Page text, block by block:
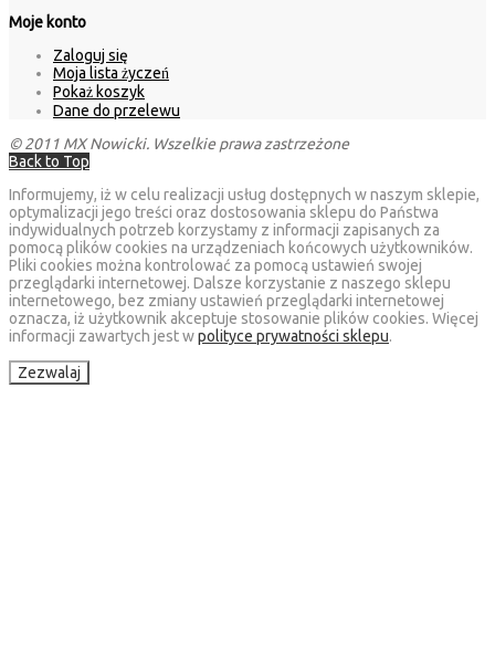
Moje konto
Zaloguj się
Moja lista życzeń
Pokaż koszyk
Dane do przelewu
© 2011 MX Nowicki. Wszelkie prawa zastrzeżone
Back to Top
Informujemy, iż w celu realizacji usług dostępnych w naszym sklepie,
optymalizacji jego treści oraz dostosowania sklepu do Państwa
indywidualnych potrzeb korzystamy z informacji zapisanych za
pomocą plików cookies na urządzeniach końcowych użytkowników.
Pliki cookies można kontrolować za pomocą ustawień swojej
przeglądarki internetowej. Dalsze korzystanie z naszego sklepu
internetowego, bez zmiany ustawień przeglądarki internetowej
oznacza, iż użytkownik akceptuje stosowanie plików cookies. Więcej
informacji zawartych jest wpolityce prywatności sklepu.
Zezwalaj